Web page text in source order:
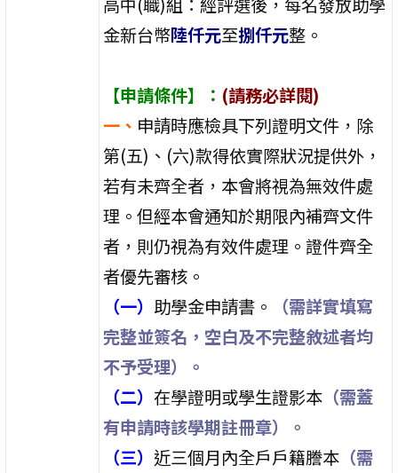
金新台幣陸仟元至捌仟元整。
【申請條件】： (請務必詳閱)
一、 申請時應檢具下列證明文件，除
第(五)、(六)款得依實際狀況提供外，
若有未齊全者，本會將視為無效件處
理。但經本會通知於期限內補齊文件
者，則仍視為有效件處理。證件齊全
者優先審核。
（一） 助學金申請書。 （需詳實填寫
完整並簽名，空白及不完整敘述者均
不予受理）。
（二）在學證明或學生證影本 （需蓋
有申請時該學期註冊章）。
（三）近三個月內全戶戶籍謄本 （需